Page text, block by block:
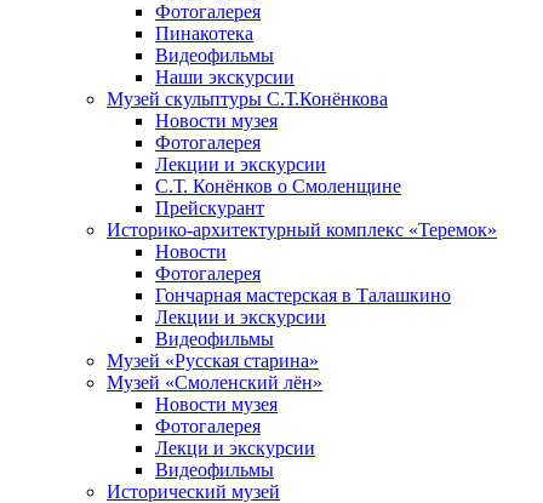
Фотогалерея
Пинакотека
Видеофильмы
Наши экскурсии
Музей скульптуры С.Т.Конёнкова
Новости музея
Фотогалерея
Лекции и экскурсии
С.Т. Конёнков о Смоленщине
Прейскурант
Историко-архитектурный комплекс «Теремок»
Новости
Фотогалерея
Гончарная мастерская в Талашкино
Лекции и экскурсии
Видеофильмы
Музей «Русская старина»
Музей «Смоленский лён»
Новости музея
Фотогалерея
Лекци и экскурсии
Видеофильмы
Исторический музей